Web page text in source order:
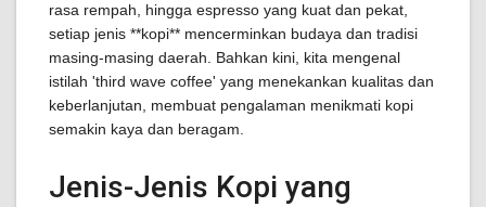
rasa rempah, hingga espresso yang kuat dan pekat,
setiap jenis **kopi** mencerminkan budaya dan tradisi
masing-masing daerah. Bahkan kini, kita mengenal
istilah 'third wave coffee' yang menekankan kualitas dan
keberlanjutan, membuat pengalaman menikmati kopi
semakin kaya dan beragam.
Jenis-Jenis Kopi yang